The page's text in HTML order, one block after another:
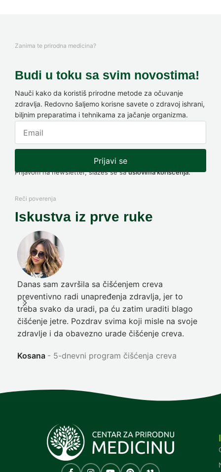
Zanima te prirodna medicina?
Budi u toku sa svim novostima!
Nauči kako da koristiš prirodne metode za očuvanje
zdravlja. Redovno šaljemo korisne savete o zdravoj ishrani,
biljnim preparatima i tehnikama za jačanje organizma.
Prijavi se
Prijavom na newsletter, slažeš se sauslovima korišćenja.
Reči poverenja
Iskustva iz prve ruke
Danas sam završila sa čišćenjem creva
preventivno radi unapređenja zdravlja, jer to
treba svako da uradi, pa ću zatim uraditi blago
čišćenje jetre. Pozdrav svima koji misle na svoje
zdravlje i da obavezno urade čišćenje creva.
Kosana 5-dnevni program čišćenja creva